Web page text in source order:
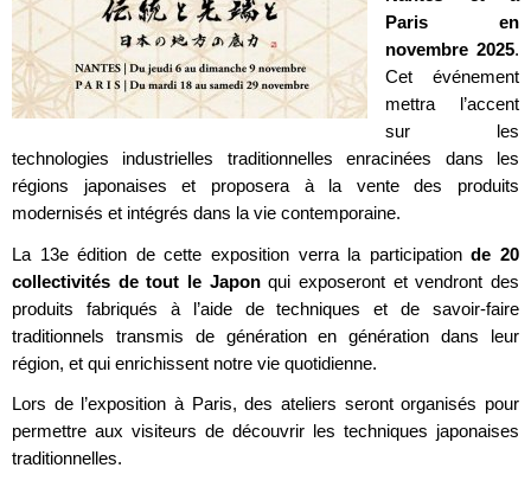
Paris en
novembre 2025.
Cet événement
mettra l’accent
sur les
technologies industrielles traditionnelles enracinées dans les
régions japonaises et proposera à la vente des produits
modernisés et intégrés dans la vie contemporaine.
La 13e édition de cette exposition verra la participationde 20
collectivités de tout le Japonqui exposeront et vendront des
produits fabriqués à l’aide de techniques et de savoir-faire
traditionnels transmis de génération en génération dans leur
région, et qui enrichissent notre vie quotidienne.
Lors de l’exposition à Paris, des ateliers seront organisés pour
permettre aux visiteurs de découvrir les techniques japonaises
traditionnelles.